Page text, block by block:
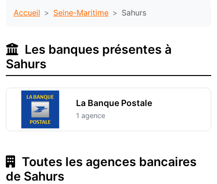
Accueil Seine-Maritime Sahurs
Les banques présentes à
Sahurs
La Banque Postale
1 agence
Toutes les agences bancaires
de Sahurs